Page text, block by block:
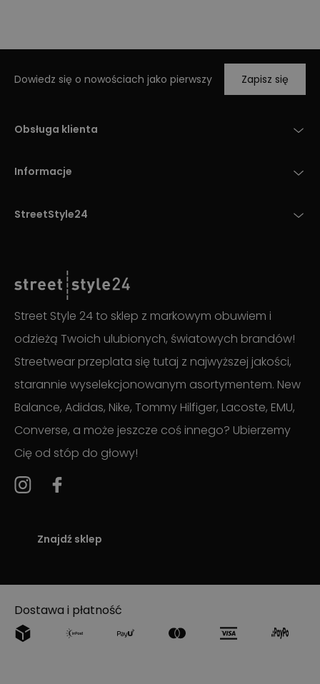
Dowiedz się o nowościach jako pierwszy Zapisz się
Obsługa klienta
Informacje
StreetStyle24
Street Style 24 to sklep z markowym obuwiem i
odzieżą Twoich ulubionych, światowych brandów!
Streetwear przeplata się tutaj z najwyższej jakości,
starannie wyselekcjonowanym asortymentem. New
Balance, Adidas, Nike, Tommy Hilfiger, Lacoste, EMU,
Converse, a może jeszcze coś innego? Ubierzemy
Cię od stóp do głowy!
Znajdź sklep
Dostawa i płatność